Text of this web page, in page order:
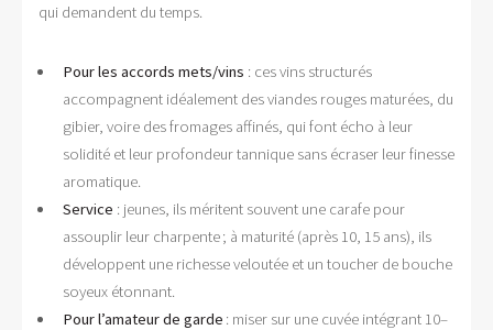
qui demandent du temps.
Pour les accords mets/vins : ces vins structurés
accompagnent idéalement des viandes rouges maturées, du
gibier, voire des fromages affinés, qui font écho à leur
solidité et leur profondeur tannique sans écraser leur finesse
aromatique.
Service : jeunes, ils méritent souvent une carafe pour
assouplir leur charpente ; à maturité (après 10, 15 ans), ils
développent une richesse veloutée et un toucher de bouche
soyeux étonnant.
Pour l’amateur de garde : miser sur une cuvée intégrant 10–